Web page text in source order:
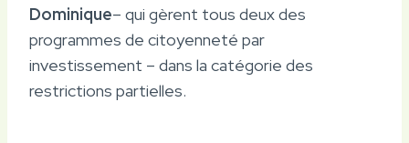
Dominique– qui gèrent tous deux des
programmes de citoyenneté par
investissement – ​​dans la catégorie des
restrictions partielles.